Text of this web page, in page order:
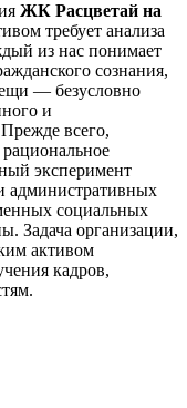
ЖК Расцветай на
требует анализа
из нас понимает
сознания,
— безусловно
и
всего,
эксперимент
административных
социальных
Задача организации,
активом
кадров,